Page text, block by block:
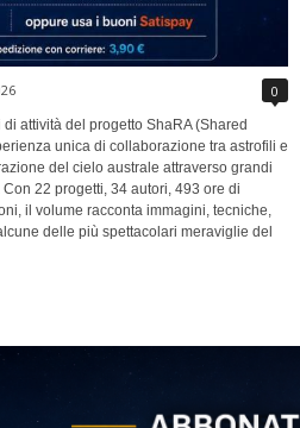
0
attività del progetto ShaRA (Shared
unica di collaborazione tra astrofili e
del cielo australe attraverso grandi
22 progetti, 34 autori, 493 ore di
il volume racconta immagini, tecniche,
delle più spettacolari meraviglie del